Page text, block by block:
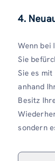
4.
Wenn bei
Sie
Sie es
anhand
Besitz
sondern